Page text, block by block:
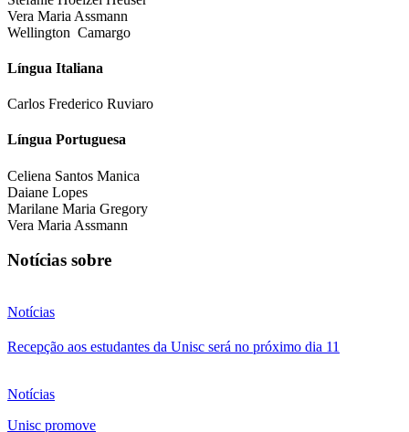
Vera Maria Assmann
Wellington Camargo
Língua Italiana
Carlos Frederico Ruviaro
Língua Portuguesa
Celiena Santos Manica
Daiane Lopes
Marilane Maria Gregory
Vera Maria Assmann
Notícias sobre
Notícias
Recepção aos estudantes da Unisc será no próximo dia 11
Notícias
Unisc promove